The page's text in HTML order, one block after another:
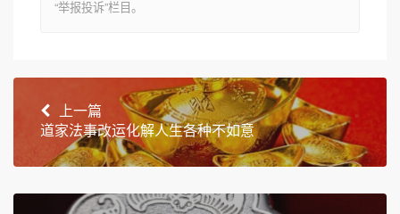
“举报投诉”栏目。
上一篇
道家法事改运化解人生各种不如意